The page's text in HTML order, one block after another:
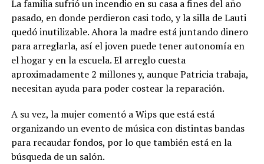
La familia sufrió un incendio en su casa a fines del año
pasado, en donde perdieron casi todo, y la silla de Lauti
quedó inutilizable. Ahora la madre está juntando dinero
para arreglarla, así el joven puede tener autonomía en
el hogar y en la escuela. El arreglo cuesta
aproximadamente 2 millones y, aunque Patricia trabaja,
necesitan ayuda para poder costear la reparación.
A su vez, la mujer comentó a Wips que está está
organizando un evento de música con distintas bandas
para recaudar fondos, por lo que también está en la
búsqueda de un salón.